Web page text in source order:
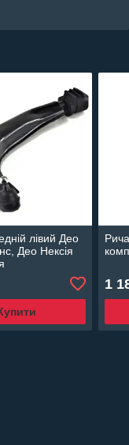
лівий Део
Део Нексія
1